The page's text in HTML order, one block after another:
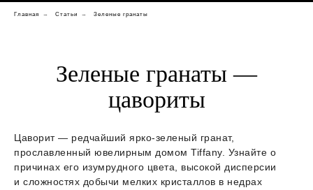
Главная → Статьи → Зеленые гранаты
Зеленые гранаты —
цавориты
Цаворит — редчайший ярко-зеленый гранат,
прославленный ювелирным домом Tiffany. Узнайте о
причинах его изумрудного цвета, высокой дисперсии
и сложностях добычи мелких кристаллов в недрах